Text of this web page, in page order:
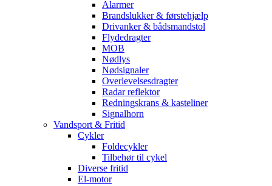
Alarmer
Brandslukker & førstehjælp
Drivanker & bådsmandstol
Flydedragter
MOB
Nødlys
Nødsignaler
Overlevelsesdragter
Radar reflektor
Redningskrans & kasteliner
Signalhorn
Vandsport & Fritid
Cykler
Foldecykler
Tilbehør til cykel
Diverse fritid
El-motor